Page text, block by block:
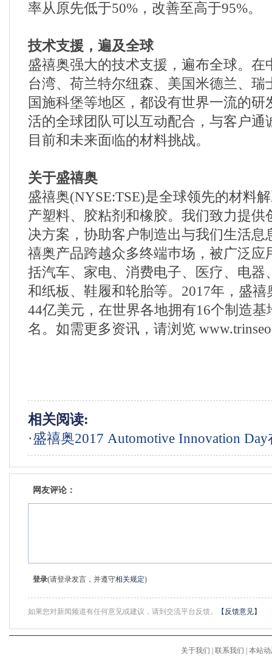
率从原先低于50%，改善至高于95%。
技术支援，遍及全球
盛禧奥强大的技术支援，遍布全球。在
台湾、荷兰特尔纽森、美国米德兰、瑞
国施科堡等地区，都设有世界一流的研
活的全球团队可以互动配合，与客户通
目前和未来面临的材料挑战。
关于盛禧奥
盛禧奥(NYSE:TSE)是全球领先的材料
产塑料、胶粘剂和橡胶。我们致力提供
决方案，协助客户制造出与我们生活息
禧奥产品跨越众多终端巿场，被广泛应
括汽车、家电、消费电子、医疗、电器
和纸板、鞋履和轮胎等。2017年，盛
44亿美元，在世界各地拥有16个制造基
名。如需更多资讯，请浏览
相关阅读:
·盛禧奥2017 Automotive Innovation
重举行
网友评论：
登录(请登录发言，并遵守相关规定)
如果您对新闻频道有任何意见或建议，请到交流平台反馈。 【反馈意见】
关于我们 联系我们 本站